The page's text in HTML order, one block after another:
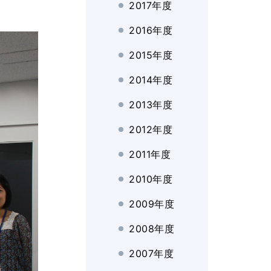
2017年度
2016年度
2015年度
2014年度
2013年度
2012年度
2011年度
2010年度
2009年度
2008年度
2007年度